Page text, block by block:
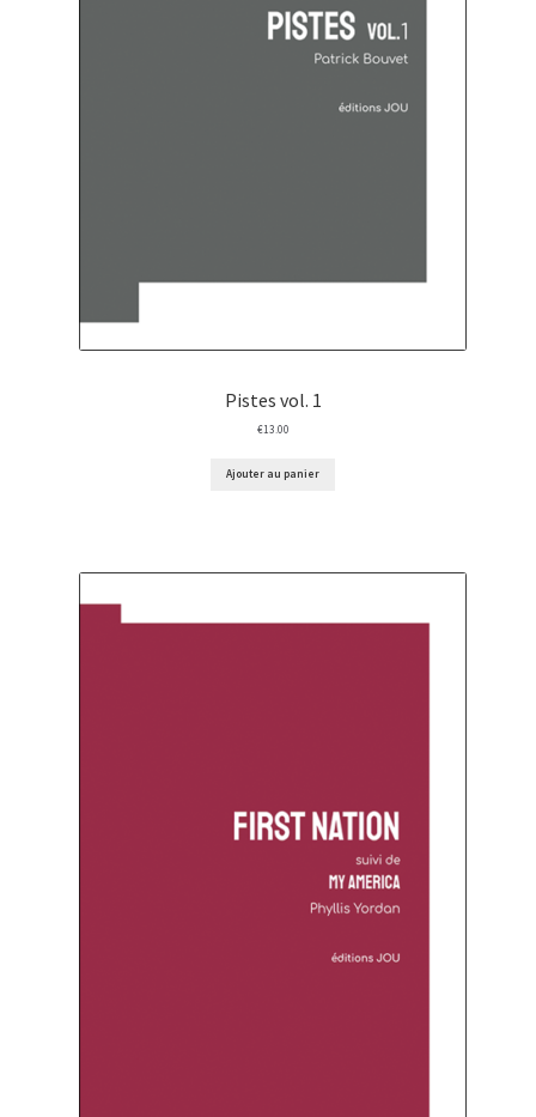
Pistes vol. 1
€13.00
Ajouter au panier